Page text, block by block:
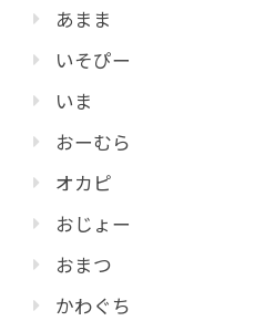
あまま
いそぴー
いま
おーむら
オカピ
おじょー
おまつ
かわぐち